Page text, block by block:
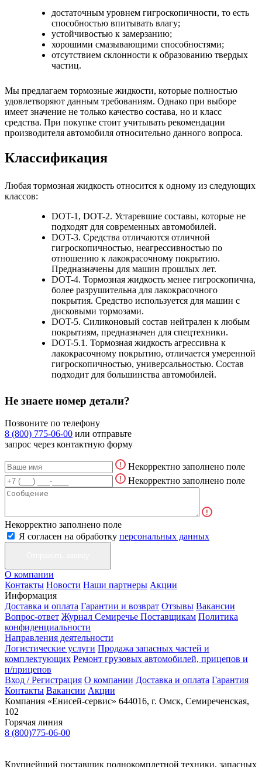
достаточным уровнем гигроскопичности, то есть
способностью впитывать влагу;
устойчивостью к замерзанию;
хорошими смазывающими способностями;
отсутствием склонности к образованию твердых
частиц.
Мы предлагаем тормозные жидкости, которые полностью
удовлетворяют данным требованиям. Однако при выборе
имеет значение не только качество состава, но и класс
средства. При покупке стоит учитывать рекомендации
производителя автомобиля относительно данного вопроса.
Классификация
Любая тормозная жидкость относится к одному из следующих
классов:
DOT-1, DOT-2. Устаревшие составы, которые не
подходят для современных автомобилей.
DOT-3. Средства отличаются отличной
гигроскопичностью, неагрессивностью по
отношению к лакокрасочному покрытию.
Предназначены для машин прошлых лет.
DOT-4. Тормозная жидкость менее гигроскопична,
более разрушительна для лакокрасочного
покрытия. Средство используется для машин с
дисковыми тормозами.
DOT-5. Силиконовый состав нейтрален к любым
покрытиям, предназначен для спецтехники.
DOT-5.1. Тормозная жидкость агрессивна к
лакокрасочному покрытию, отличается умеренной
гигроскопичностью, универсальностью. Состав
подходит для большинства автомобилей.
Не знаете номер детали?
Позвоните по телефону
8 (800) 775-06-00 или отправьте
запрос через контактную форму
Некорректно заполнено поле
Некорректно заполнено поле
Некорректно заполнено поле
Я согласен на обработку персональных данных
О компании
Контакты Новости Наши партнеры Акции
Информация
Доставка и оплата Гарантии и возврат Отзывы Вакансии
Вопрос-ответ Журнал Семиречье Поставщикам Политика
конфиденциальности
Направления деятельности
Логистические услуги Продажа запасных частей и
комплектующих Ремонт грузовых автомобилей, прицепов и
п/прицепов
Вход / Регистрация О компании Доставка и оплата Гарантия
Контакты Вакансии Акции
Компания «Енисей-сервис» 644016, г. Омск, Семиреченская,
102
Горячая линия
8 (800)775-06-00
Крупнейший поставщик полнокомплетной техники, запасных